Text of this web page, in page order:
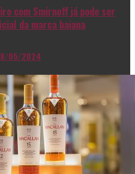
com Smirnoff já pode ser
da marca baiana
05/2024